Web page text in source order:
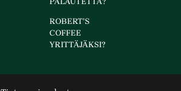
ROBERT’S
COFFEE
YRITTÄJÄKSI?